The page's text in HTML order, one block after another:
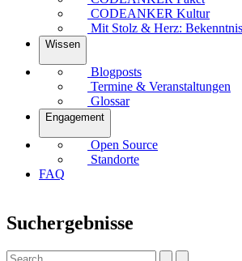
CODEANKER Kultur
Mit Stolz & Herz:
Wissen
Blogposts
Termine & Veranstaltungen
Glossar
Engagement
Open Source
Standorte
FAQ
Suchergebnisse